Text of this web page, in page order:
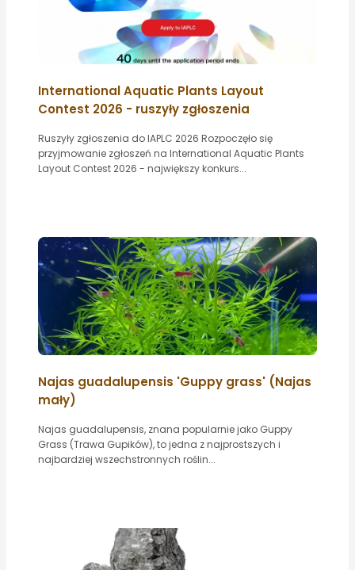
International Aquatic Plants Layout
Contest 2026 - ruszyły zgłoszenia
Ruszyły zgłoszenia do IAPLC 2026 Rozpoczęło się
przyjmowanie zgłoszeń na International Aquatic Plants
Layout Contest 2026 - największy konkurs...
Najas guadalupensis 'Guppy grass' (Najas
mały)
Najas guadalupensis, znana popularnie jako Guppy
Grass (Trawa Gupików), to jedna z najprostszych i
najbardziej wszechstronnych roślin...